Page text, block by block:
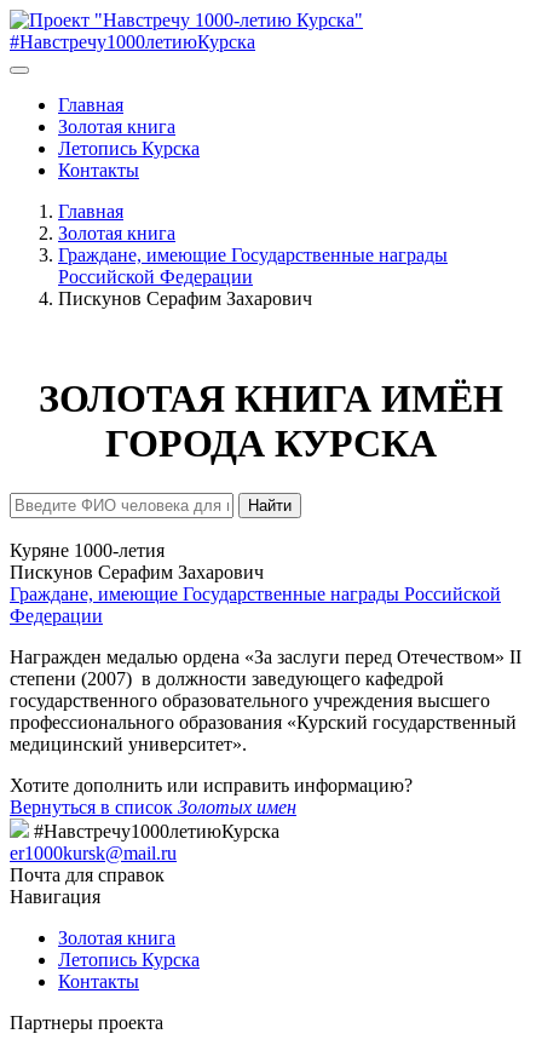
#Навстречу1000летиюКурска
Главная
Золотая книга
Летопись Курска
Контакты
Главная
Золотая книга
Граждане, имеющие Государственные награды
Российской Федерации
Пискунов Серафим Захарович
ЗОЛОТАЯ КНИГА ИМЁН
ГОРОДА КУРСКА
Найти
Куряне 1000-летия
Пискунов Серафим Захарович
Граждане, имеющие Государственные награды Российской
Федерации
Награжден медалью ордена «За заслуги перед Отечеством» II
степени (2007) в должности заведующего кафедрой
государственного образовательного учреждения высшего
профессионального образования «Курский государственный
медицинский университет».
Хотите дополнить или исправить информацию?
Вернуться в список Золотых имен
#Навстречу1000летиюКурска
er1000kursk@mail.ru
Почта для справок
Навигация
Золотая книга
Летопись Курска
Контакты
Партнеры проекта